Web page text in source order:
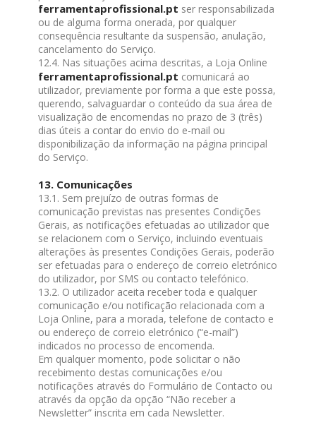
ferramentaprofissional.pt ser responsabilizada
ou de alguma forma onerada, por qualquer
consequência resultante da suspensão, anulação,
cancelamento do Serviço.
12.4. Nas situações acima descritas, a Loja Online
ferramentaprofissional.pt comunicará ao
utilizador, previamente por forma a que este possa,
querendo, salvaguardar o conteúdo da sua área de
visualização de encomendas no prazo de 3 (três)
dias úteis a contar do envio do e-mail ou
disponibilização da informação na página principal
do Serviço.
13. Comunicações
13.1. Sem prejuízo de outras formas de
comunicação previstas nas presentes Condições
Gerais, as notificações efetuadas ao utilizador que
se relacionem com o Serviço, incluindo eventuais
alterações às presentes Condições Gerais, poderão
ser efetuadas para o endereço de correio eletrónico
do utilizador, por SMS ou contacto telefónico.
13.2. O utilizador aceita receber toda e qualquer
comunicação e/ou notificação relacionada com a
Loja Online, para a morada, telefone de contacto e
ou endereço de correio eletrónico (“e-mail”)
indicados no processo de encomenda.
Em qualquer momento, pode solicitar o não
recebimento destas comunicações e/ou
notificações através do Formulário de Contacto ou
através da opção da opção “Não receber a
Newsletter” inscrita em cada Newsletter.